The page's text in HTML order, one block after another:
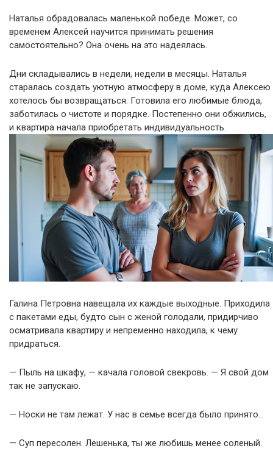
Наталья обрадовалась маленькой победе. Может, со
временем Алексей научится принимать решения
самостоятельно? Она очень на это надеялась.
Дни складывались в недели, недели в месяцы. Наталья
старалась создать уютную атмосферу в доме, куда Алексею
хотелось бы возвращаться. Готовила его любимые блюда,
заботилась о чистоте и порядке. Постепенно они обжились,
и квартира начала приобретать индивидуальность.
Галина Петровна навещала их каждые выходные. Приходила
с пакетами еды, будто сын с женой голодали, придирчиво
осматривала квартиру и непременно находила, к чему
придраться.
— Пыль на шкафу, — качала головой свекровь. — Я свой дом
так не запускаю.
— Носки не там лежат. У нас в семье всегда было принято…
— Суп пересолен. Лешенька, ты же любишь менее соленый.